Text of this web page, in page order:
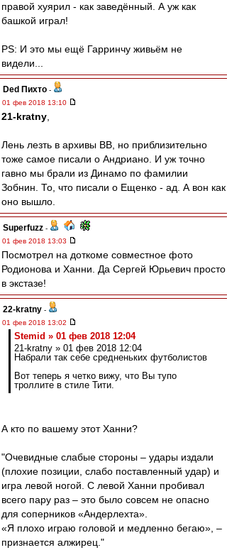
правой хуярил - как заведённый. А уж как
башкой играл!
PS: И это мы ещё Гарринчу живьём не
видели...
Ded Пихто -
01 фев 2018 13:10
21-kratny
Лень лезть в архивы ВВ, но приблизительно
тоже самое писали о Андриано. И уж точно
гавно мы брали из Динамо по фамилии
Зобнин. То, что писали о Ещенко - ад. А вон как
оно вышло.
Superfuzz -
01 фев 2018 13:03
Посмотрел на доткоме совместное фото
Родионова и Ханни. Да Сергей Юрьевич просто
в экстазе!
22-kratny -
01 фев 2018 13:02
Stemid » 01 фев 2018 12:04
21-kratny » 01 фев 2018 12:04
Набрали так себе средненьких футболистов
Вот теперь я четко вижу, что Вы тупо
троллите в стиле Тити.
А кто по вашему этот Ханни?
"Очевидные слабые стороны – удары издали
(плохие позиции, слабо поставленный удар) и
игра левой ногой. С левой Ханни пробивал
всего пару раз – это было совсем не опасно
для соперников «Андерлехта».
«Я плохо играю головой и медленно бегаю», –
признается алжирец."